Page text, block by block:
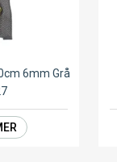
6mm Grå